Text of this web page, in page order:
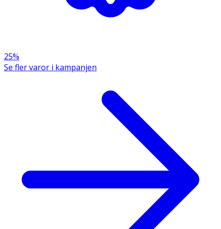
25%
Se fler varor i kampanjen